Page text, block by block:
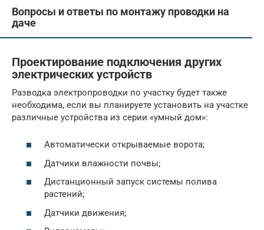
Вопросы и ответы по монтажу проводки на
даче
Проектирование подключения других
электрических устройств
Разводка электропроводки по участку будет также
необходима, если вы планируете установить на участке
различные устройства из серии «умный дом»:
Автоматически открываемые ворота;
Датчики влажности почвы;
Дистанционный запуск системы полива
растений;
Датчики движения;